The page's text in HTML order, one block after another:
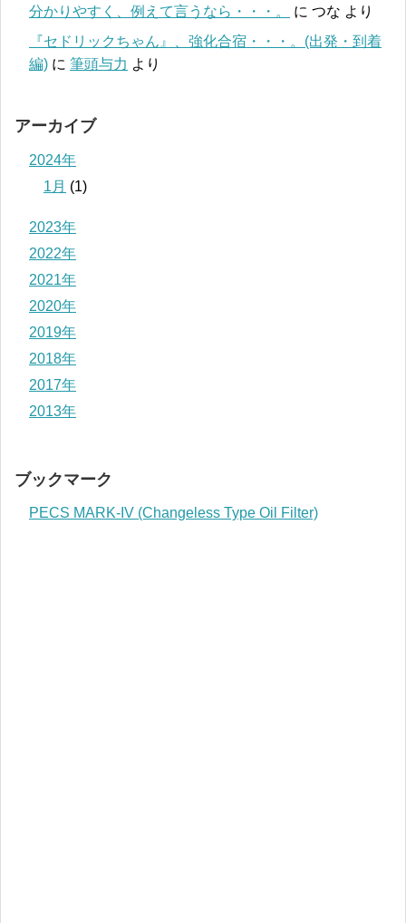
分かりやすく、例えて言うなら・・・。
に つな より
『セドリックちゃん』、強化合宿・・・。(出発・到着
編) に 筆頭与力 より
アーカイブ
2024年
1月 (1)
2023年
2022年
2021年
2020年
2019年
2018年
2017年
2013年
ブックマーク
PECS MARK-IV (Changeless Type Oil Filter)